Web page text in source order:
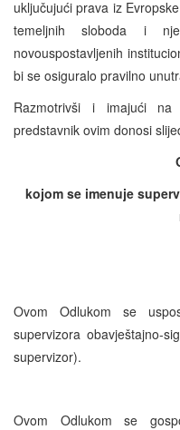
uključujući prava iz
temeljnih sloboda i
novouspostavljenih
bi se osiguralo pravilno
Razmotrivši i imajući
predstavnik ovim donosi
kojom se imenuje
Ovom Odlukom se
supervizora obavještajno-
supervizor).
Ovom Odlukom se